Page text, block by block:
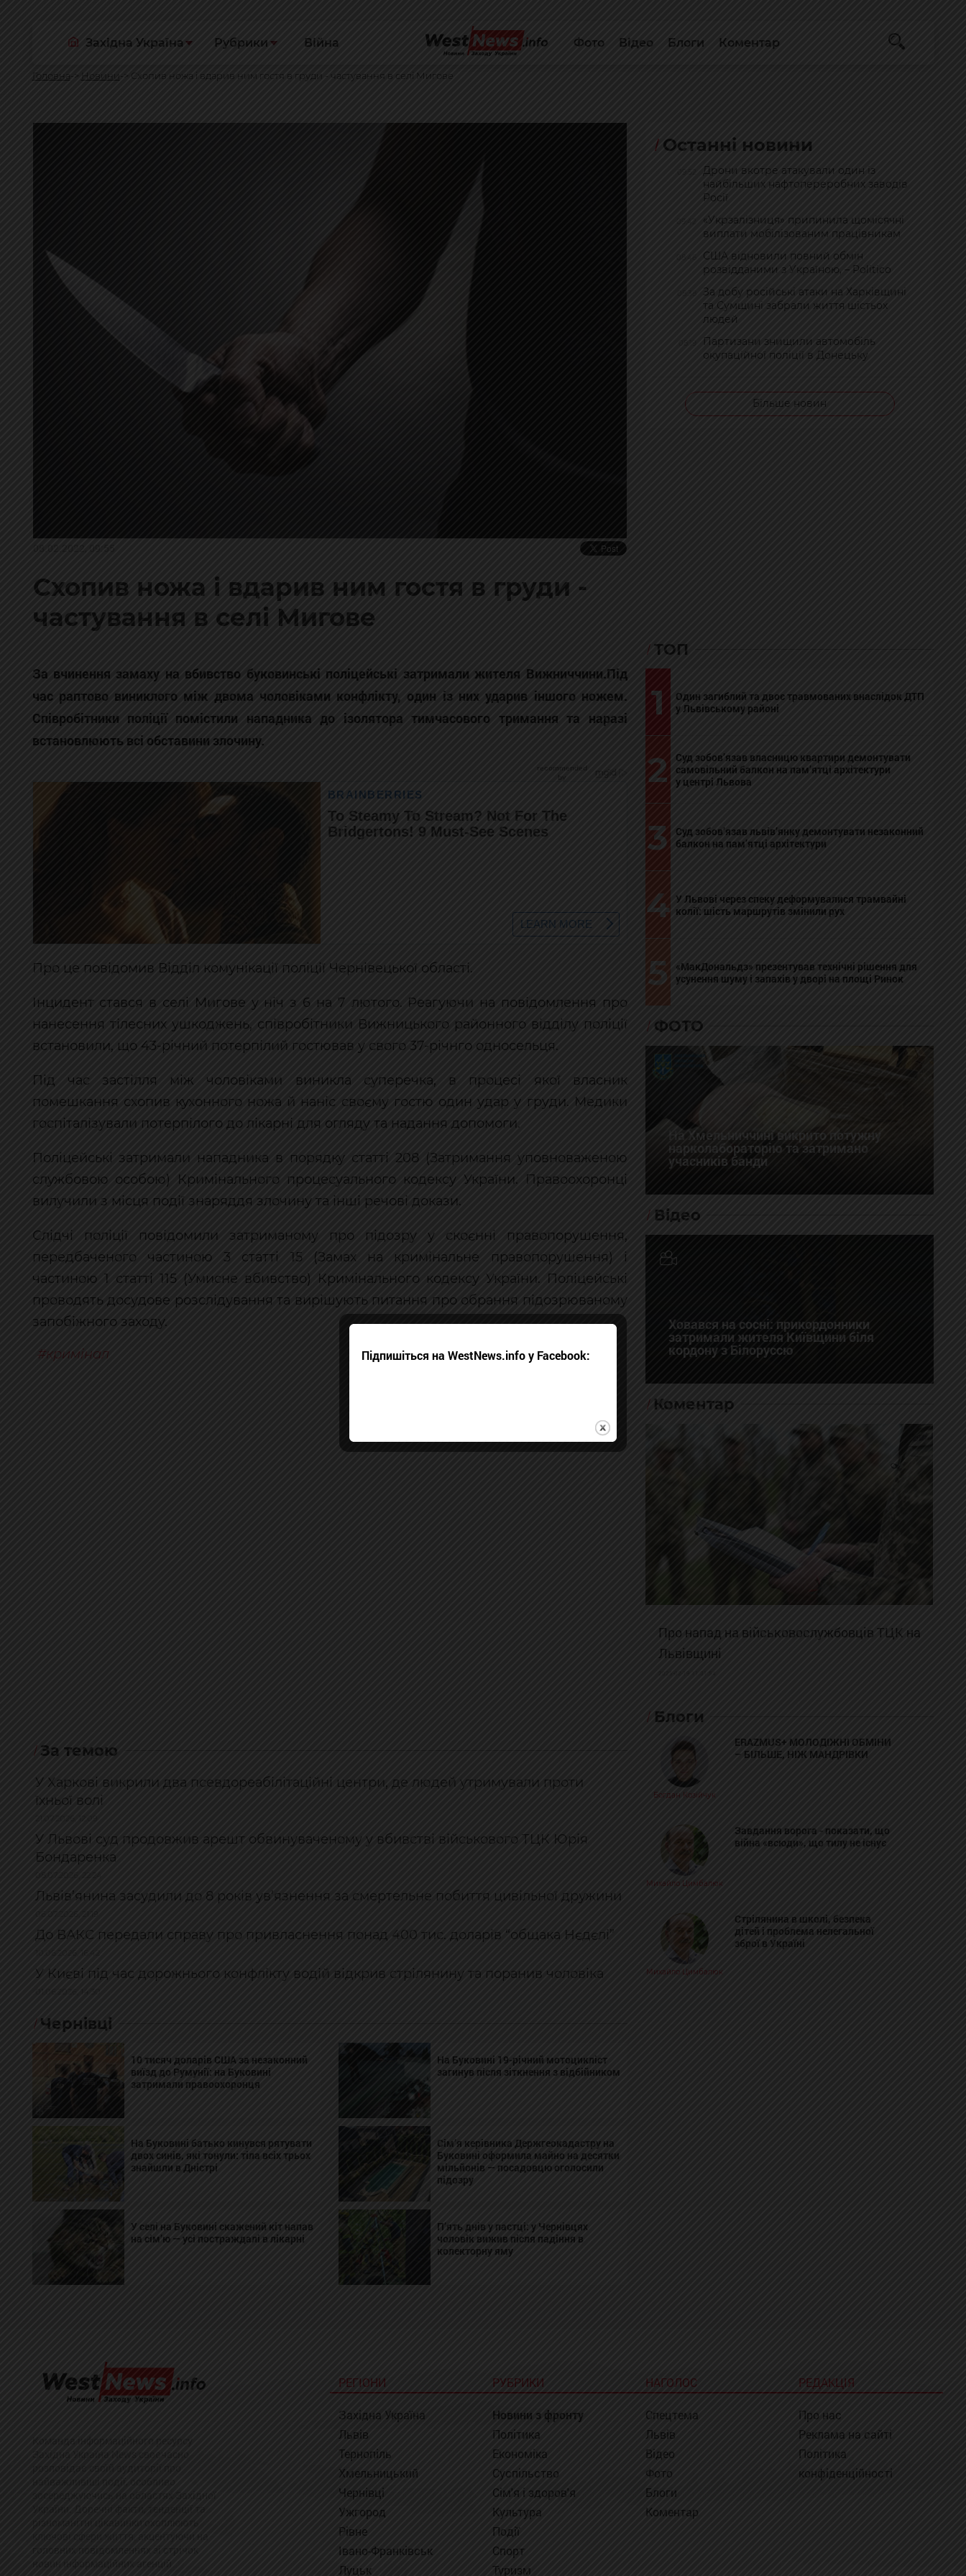
Західна Україна Рубрики Війна Фото Відео Блоги Коментар
Головна Новини Схопив ножа і вдарив ним гостя в груди - частування в селі Мигове
Схопив ножа і вдарив ним гостя в груди -
частування в селі Мигове
За вчинення замаху на вбивство буковинські поліцейські затримали жителя Вижниччини.Під
час раптово виниклого між двома чоловіками конфлікту, один із них ударив іншого ножем.
Співробітники поліції помістили нападника до ізолятора тимчасового тримання та наразі
встановлюють всі обставини злочину.
Про це повідомив Відділ комунікації поліції Чернівецької області.
Інцидент стався в селі Мигове у ніч з 6 на 7 лютого. Реагуючи на повідомлення про
нанесення тілесних ушкоджень, співробітники Вижницького районного відділу поліції
встановили, що 43-річний потерпілий гостював у свого 37-річнго односельця.
Під час застілля між чоловіками виникла суперечка, в процесі якої власник
помешкання схопив кухонного ножа й наніс своєму гостю один удар у груди. Медики
госпіталізували потерпілого до лікарні для огляду та надання допомоги.
Поліцейські затримали нападника в порядку статті 208 (Затримання уповноваженою
службовою особою) Кримінального процесуального кодексу України. Правоохоронці
вилучили з місця події знаряддя злочину та інші речові докази.
Слідчі поліції повідомили затриманому про підозру у скоєнні правопорушення,
передбаченого частиною 3 статті 15 (Замах на кримінальне правопорушення) і
частиною 1 статті 115 (Умисне вбивство) Кримінального кодексу України. Поліцейські
проводять досудове розслідування та вирішують питання про обрання підозрюваному
запобіжного заходу.
кримінал
За темою
У Харкові викрили два псевдореабілітаційні центри, де людей утримували проти
їхньої волі
У Львові суд продовжив арешт обвинуваченому у вбивстві військового ТЦК Юрія
Бондаренка
Львів’янина засудили до 8 років ув’язнення за смертельне побиття цивільної дружини
До ВАКС передали справу про привласнення понад 400 тис. доларів “общака Нєдєлі”
У Києві під час дорожнього конфлікту водій відкрив стрілянину та поранив чоловіка
Чернівці
10 тисяч доларів США за незаконний
виїзд до Румунії: на Буковині
затримали правоохоронця
На Буковині 19-річний мотоцикліст
загинув після зіткнення з відбійником
На Буковині батько кинувся рятувати
двох синів, які тонули: тіла всіх трьох
знайшли в Дністрі
Сім’я керівника Держгеокадастру на
Буковині оформила майно на десятки
мільйонів — посадовцю оголосили
підозру
У селі на Буковині скажений кіт напав
на сім’ю — усі постраждалі в лікарні
П’ять днів у пастці: у Чернівцях
чоловік вижив після падіння в
колекторну яму
Останні новини
Дрони вкотре атакували один із
найбільших нафтопереробних заводів
Росії
«Укрзалізниця» припинила щомісячні
виплати мобілізованим працівникам
США відновили повний обмін
розвідданими з Україною, – Politico
За добу російські атаки на Харківщині
та Сумщині забрали життя шістьох
людей
Партизани знищили автомобіль
окупаційної поліції в Донецьку
Більше новин
ТОП
1
Один загиблий та двоє травмованих внаслідок ДТП
у Львівському районі
2
Суд зобов’язав власницю квартири демонтувати
самовільний балкон на пам’ятці архітектури
у центрі Львова
3
Суд зобов’язав львів’янку демонтувати незаконний
балкон на пам’ятці архітектури
4 У Львові через спеку деформувалися трамвайні
колії: шість маршрутів змінили рух
5
«МакДональдз» презентував технічні рішення для
усунення шуму і запахів у дворі на площі Ринок
ФОТО
На Хмельниччині викрито потужну
нарколабораторію та затримано
учасників банди
Відео
Ховався на сосні: прикордонники
затримали жителя Київщини біля
кордону з Білоруссю
Коментар
Про напад на військовослужбовців ТЦК на
Львівщині
Блоги
Богдан Козійчук
ERAZMUS+ МОЛОДІЖНІ ОБМІНИ
– БІЛЬШЕ, НІЖ МАНДРІВКИ
Михайло Цимбалюк
Завдання ворога - показати, що
війна «всюди», що тилу не існує
Михайло Цимбалюк
Стрілянина в школі, безпека
дітей і проблема нелегальної
зброї в Україні
РЕГІОНИ
Західна Україна
Львів
Тернопіль
Хмельницький
Чернівці
Ужгород
Рівне
Івано-Франківськ
Луцьк
РУБРИКИ
Новини з фронту
Політика
Економіка
Суспільство
Сім'я і здоров'я
Культура
Події
Спорт
Туризм
НАГОЛОС
Спецтема
Львів
Відео
Фото
Блоги
Коментар
РЕДАКЦІЯ
Про нас
Реклама на сайті
Політика
конфіденційності
Підпишіться на WestNews.info у Facebook: